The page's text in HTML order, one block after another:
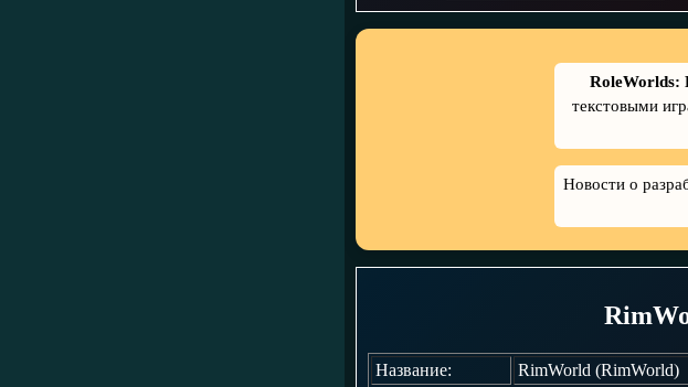
RoleWorlds:
текстовыми
Новости о
Название:
RimWorld (RimWorld)